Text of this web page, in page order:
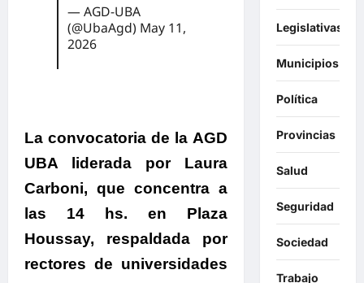
— AGD-UBA
(@UbaAgd) May 11,
2026
La convocatoria de la AGD
UBA liderada por Laura
Carboni, que concentra a
las 14 hs. en Plaza
Houssay, respaldada por
rectores de universidades
Legislativas
Municipios
Política
Provincias
Salud
Seguridad
Sociedad
Trabajo